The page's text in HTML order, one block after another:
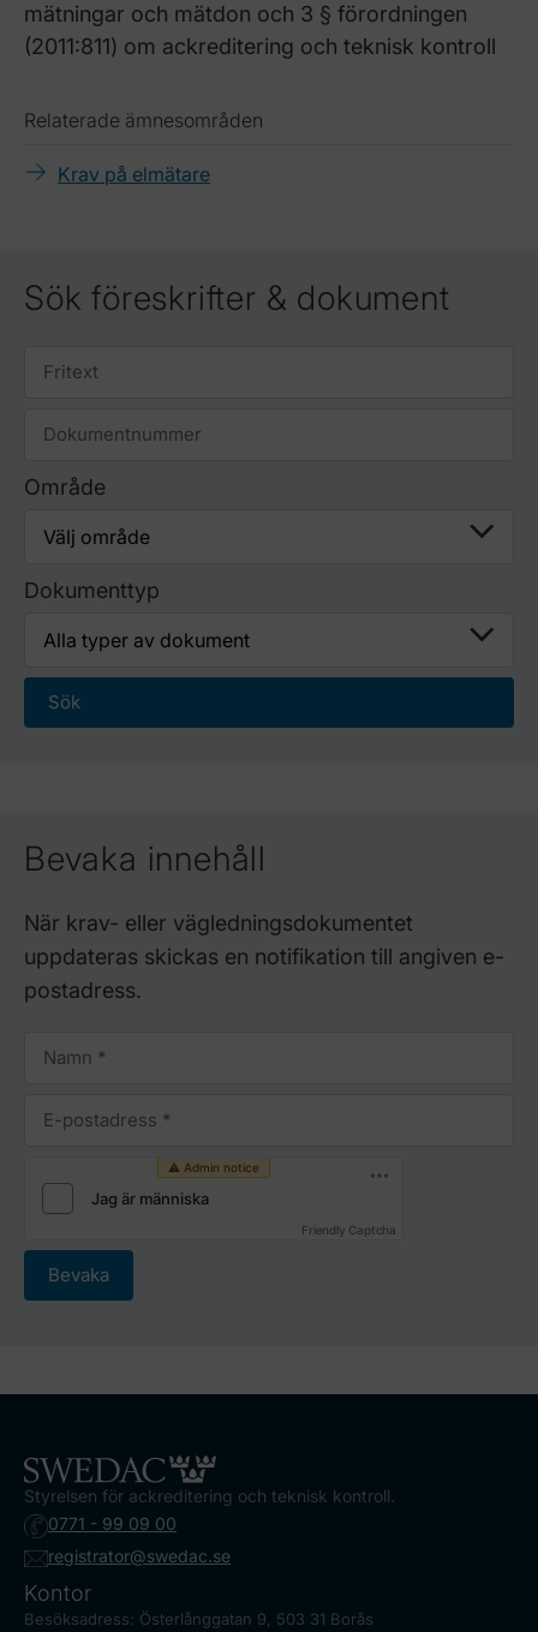
mätningar och mätdon och 3 § förordningen
(2011:811) om ackreditering och teknisk kontroll
Relaterade ämnesområden
Krav på elmätare
Sök föreskrifter & dokument
Område
Dokumenttyp
Bevaka innehåll
När krav- eller vägledningsdokumentet
uppdateras skickas en notifikation till angiven e-
postadress.
Friendly Captcha
Bevaka
Styrelsen för ackreditering och teknisk kontroll.
0771 - 99 09 00
registrator@swedac.se
Kontor
Besöksadress: Österlånggatan 9, 503 31 Borås